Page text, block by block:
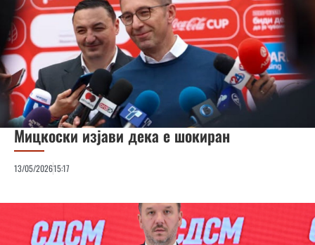
Мицкоски изјави дека е шокиран
13/05/202615:17